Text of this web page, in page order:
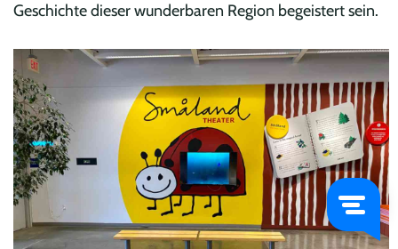
Geschichte dieser wunderbaren Region begeistert sein.